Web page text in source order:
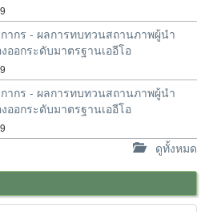
ากร - ผลการทบทวนสถานภาพผู้นำ
ออกระดับมาตรฐานเออีโอ
ากร - ผลการทบทวนสถานภาพผู้นำ
ออกระดับมาตรฐานเออีโอ
ดูทั้งหมด